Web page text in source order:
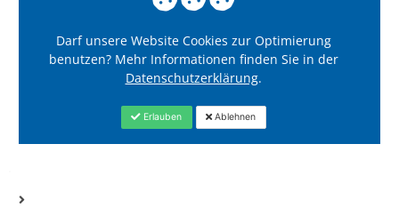
Darf unsere Website Cookies zur Optimierung
benutzen? Mehr Informationen finden Sie in der
Datenschutzerklärung.
Erlauben Ablehnen